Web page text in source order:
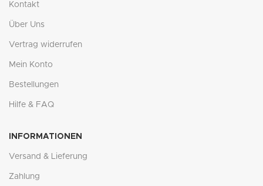
Kontakt
Über Uns
Vertrag widerrufen
Mein Konto
Bestellungen
Hilfe & FAQ
INFORMATIONEN
Versand & Lieferung
Zahlung